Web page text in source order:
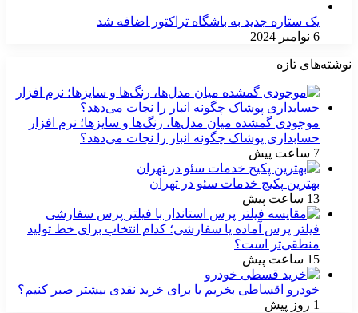
یک ستاره جدید به باشگاه تراکتور اضافه شد
6 نوامبر 2024
نوشته‌های تازه
موجودی گمشده میان مدل‌ها، رنگ‌ها و سایزها؛ نرم افزار
حسابداری پوشاک چگونه انبار را نجات می‌دهد؟
7 ساعت پیش
بهترین پکیج خدمات سئو در تهران
13 ساعت پیش
فیلتر پرس آماده یا سفارشی؛ کدام انتخاب برای خط تولید
منطقی‌تر است؟
15 ساعت پیش
خودرو اقساطی بخریم یا برای خرید نقدی بیشتر صبر کنیم؟
1 روز پیش